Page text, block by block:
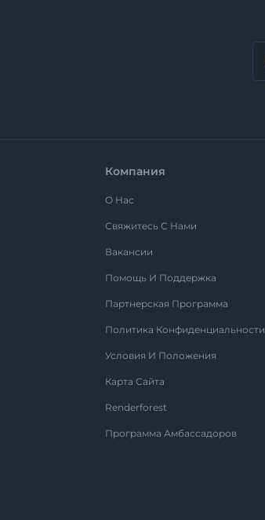
Компания
О Нас
Свяжитесь С Нами
Вакансии
Помощь И Поддержка
Партнерская Программа
Политика Конфиденциальности
Условия И Положения
Карта Сайта
Renderforest
Программа Амбассадоров